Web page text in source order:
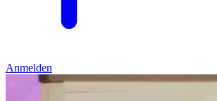
Anmelden